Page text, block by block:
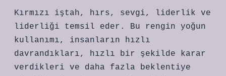
Kırmızı iştah, hırs, sevgi, liderlik ve
liderliği temsil eder. Bu rengin yoğun
kullanımı, insanların hızlı
davrandıkları, hızlı bir şekilde karar
verdikleri ve daha fazla beklentiye